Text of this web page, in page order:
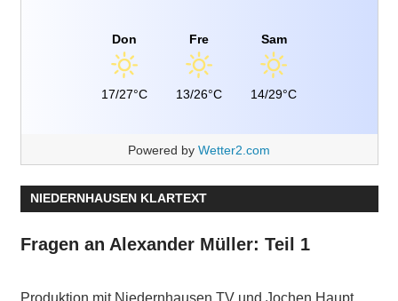
Don
17/27°C
Fre
13/26°C
Sam
14/29°C
Powered by Wetter2.com
NIEDERNHAUSEN KLARTEXT
Fragen an Alexander Müller: Teil 1